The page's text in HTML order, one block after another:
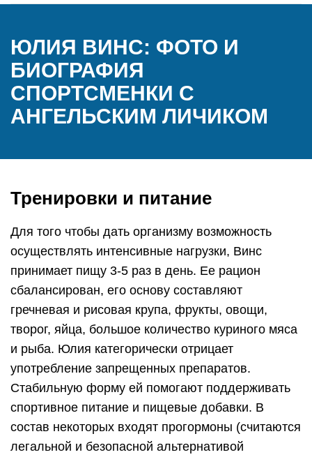
ЮЛИЯ ВИНС: ФОТО И
БИОГРАФИЯ
СПОРТСМЕНКИ С
АНГЕЛЬСКИМ ЛИЧИКОМ
Тренировки и питание
Для того чтобы дать организму возможность
осуществлять интенсивные нагрузки, Винс
принимает пищу 3-5 раз в день. Ее рацион
сбалансирован, его основу составляют
гречневая и рисовая крупа, фрукты, овощи,
творог, яйца, большое количество куриного мяса
и рыба. Юлия категорически отрицает
употребление запрещенных препаратов.
Стабильную форму ей помогают поддерживать
спортивное питание и пищевые добавки. В
состав некоторых входят прогормоны (считаются
легальной и безопасной альтернативой